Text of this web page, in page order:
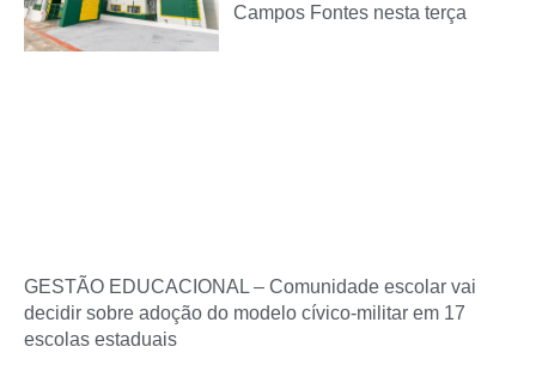
Campos Fontes nesta terça
GESTÃO EDUCACIONAL – Comunidade escolar vai
decidir sobre adoção do modelo cívico-militar em 17
escolas estaduais